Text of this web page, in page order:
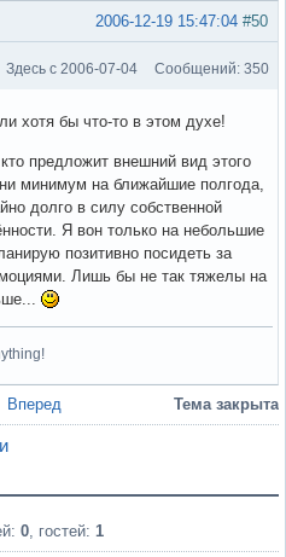
#50
2006-12-19 15:47:04
Здесь с 2006-07-04 Сообщений: 350
хотя бы что-то в этом духе!
предложит внешний вид этого
минимум на ближайшие полгода,
долго в силу собственной
Я вон только на небольшие
позитивно посидеть за
Лишь бы не так тяжелы на
Вперед Тема закрыта
0, гостей: 1